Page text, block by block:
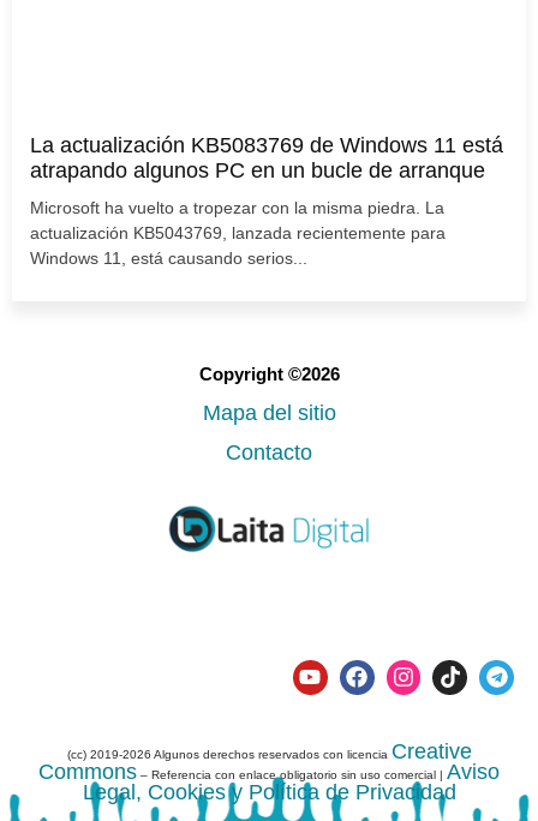
La actualización KB5083769 de Windows 11 está
atrapando algunos PC en un bucle de arranque
Microsoft ha vuelto a tropezar con la misma piedra. La
actualización KB5043769, lanzada recientemente para
Windows 11, está causando serios...
Copyright ©2026
Mapa del sitio
Contacto
(cc) 2019-2026 Algunos derechos reservados con licencia Creative
Commons – Referencia con enlace obligatorio sin uso comercial | Aviso
Legal, Cookies y Política de Privacidad